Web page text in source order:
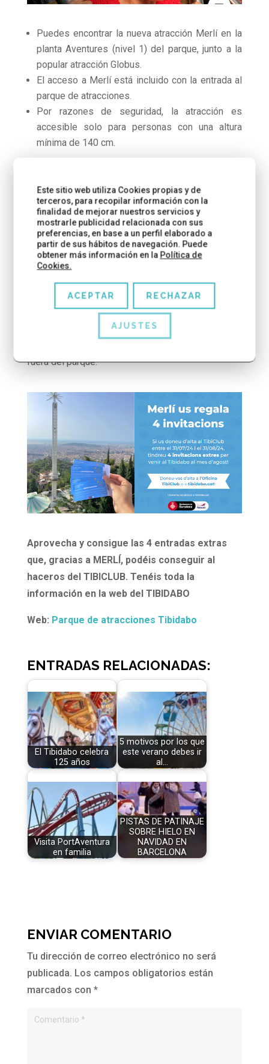
Puedes encontrar la nueva atracción Merlí en la
planta Aventures (nivel 1) del parque, junto a la
popular atracción Globus.
El acceso a Merlí está incluido con la entrada al
parque de atracciones.
Por razones de seguridad, la atracción es
accesible solo para personas con una altura
mínima de 140 cm.
en MERLÍ
ÚNETE AL TIBICLUB
Si os gusta el plan, os interesara aprovechar las
ventajas que ofrece el TIBICLUB, enseguida
tendréis amortizado su precio y tendréis diversión
permite el acceso ilimitado a todas las atracciones
y espectáculos del parque durante 12 meses.
Además, los miembros del TibiClub disfrutan de
fuera del parque.
Aprovecha y consigue las 4 entradas extras
que, gracias a MERLÍ, podéis conseguir al
haceros del TIBICLUB. Tenéis toda la
información en la web del TIBIDABO
Web: Parque de atracciones Tibidabo
ENTRADAS RELACIONADAS:
El Tibidabo celebra
125 años
5 motivos por los que
este verano debes ir
al…
Visita PortAventura
en familia
PISTAS DE PATINAJE
SOBRE HIELO EN
NAVIDAD EN
BARCELONA
ENVIAR COMENTARIO
Tu dirección de correo electrónico no será
publicada. Los campos obligatorios están
marcados con *
Este sitio web utiliza Cookies propias y de
terceros, para recopilar información con la
finalidad de mejorar nuestros servicios y
mostrarle publicidad relacionada con sus
preferencias, en base a un perfil elaborado a
partir de sus hábitos de navegación. Puede
obtener más información en la Política de
Cookies.
ACEPTAR RECHAZAR
AJUSTES